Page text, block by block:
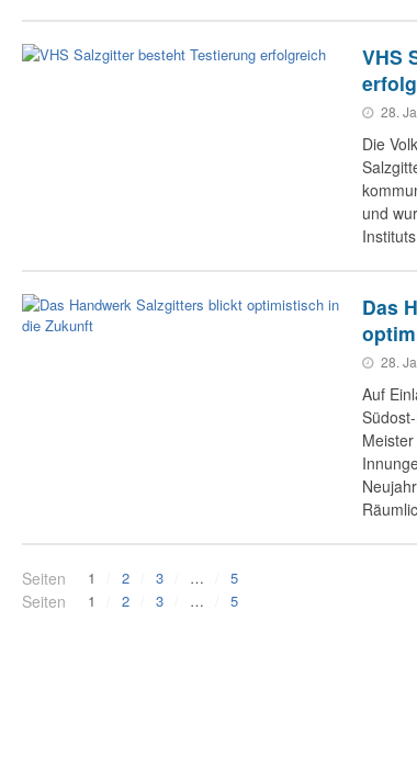
VHS
28.
Die
und
Das
28.
Auf
Seiten 1 2 3 … 5
Seiten 1 2 3 … 5